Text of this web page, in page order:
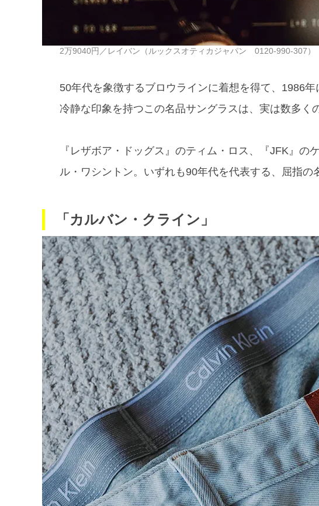
2万9040円／レイバン（ルックスオティカジャパン 0120-990-307）
50年代を象徴するブロウラインに着想を得て、1986
冷静な印象を持つこの名品サングラスは、実は数多く
『レザボア・ドッグス』のティム・ロス、『JFK』
ル・ワシントン。いずれも90年代を代表する、屈指の
「カルバン・クライン」